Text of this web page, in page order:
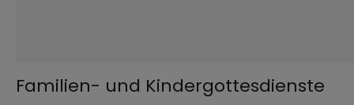
Familien- und Kindergottesdienste